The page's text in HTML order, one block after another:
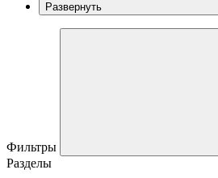
Развернуть
Фильтры
Разделы